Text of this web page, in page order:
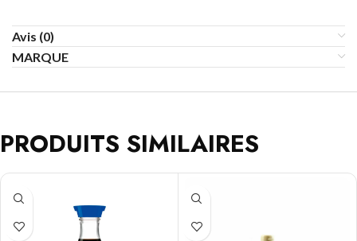
Avis (0)
MARQUE
PRODUITS SIMILAIRES